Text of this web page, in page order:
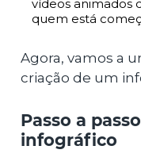
vídeos animados
quem está
Agora, vamos a
criação de um
Passo a
infográfico